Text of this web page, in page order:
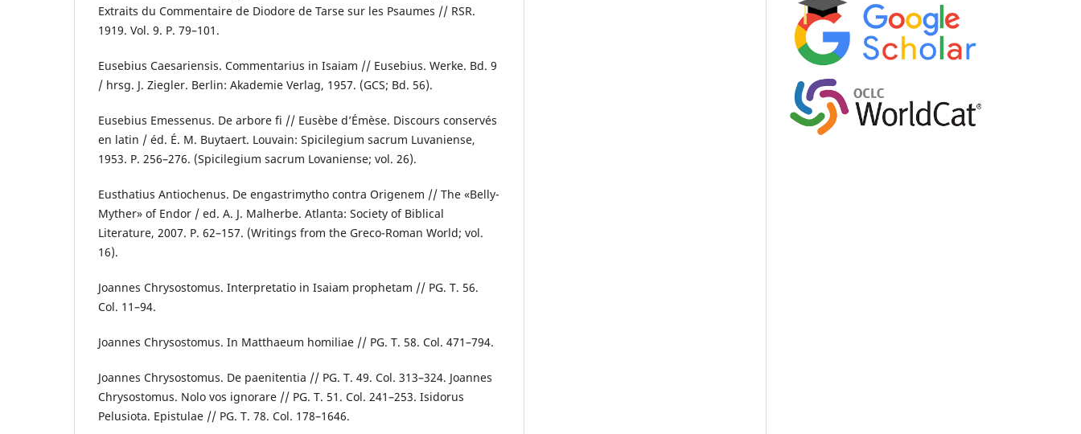
Extraits du Commentaire de Diodore de Tarse sur les Psaumes // RSR.
1919. Vol. 9. P. 79–101.
Eusebius Caesariensis. Commentarius in Isaiam // Eusebius. Werke. Bd. 9
/ hrsg. J. Ziegler. Berlin: Akademie Verlag, 1957. (GCS; Bd. 56).
Eusebius Emessenus. De arbore fi // Eusèbe d’Émèse. Discours conservés
en latin / éd. É. M. Buytaert. Louvain: Spicilegium sacrum Luvaniense,
1953. P. 256–276. (Spicilegium sacrum Lovaniense; vol. 26).
Eusthatius Antiochenus. De engastrimytho contra Origenem // The «Belly-
Myther» of Endor / ed. A. J. Malherbe. Atlanta: Society of Biblical
Literature, 2007. P. 62–157. (Writings from the Greco-Roman World; vol.
16).
Joannes Chrysostomus. Interpretatio in Isaiam prophetam // PG. T. 56.
Col. 11–94.
Joannes Chrysostomus. In Matthaeum homiliae // PG. T. 58. Col. 471–794.
Joannes Chrysostomus. De paenitentia // PG. T. 49. Col. 313–324. Joannes
Chrysostomus. Nolo vos ignorare // PG. T. 51. Col. 241–253. Isidorus
Pelusiota. Epistulae // PG. T. 78. Col. 178–1646.